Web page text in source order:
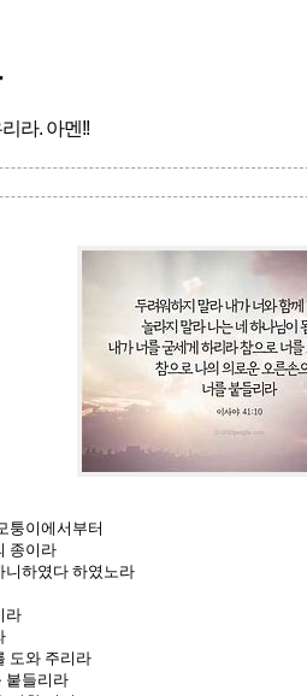
라. 아멘!!
퉁이에서부터
종이라
니하였다 하였노라
라
도와 주리라
붙들리라